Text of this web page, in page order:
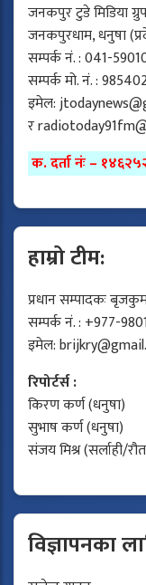
जनकपुर टुडे मिडिया ग्रुप
जनकपुरधाम, धनुषा
सम्पर्क नं. : 041-
सम्पर्क मो. नं. :
इमेल:
र
क. दर्ता नंः –
हाम्रो टीम:
प्रधान सम्पादकः
सम्पर्क नं. : +977-
इमेल:
रिपोर्टर्स :
किरण कर्ण (धनुषा)
सुभाष कर्ण (धनुषा)
संजय मिश्र (सर्लाही/
विज्ञापनका